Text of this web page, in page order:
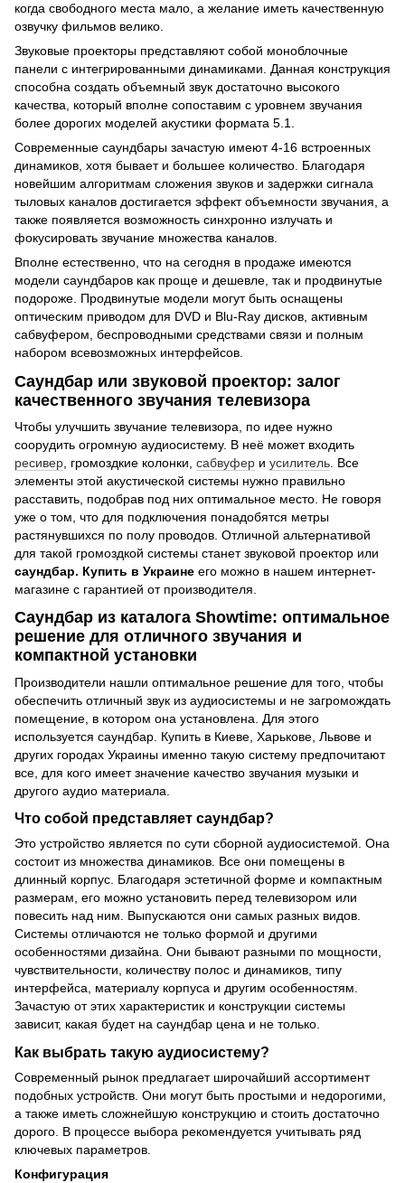
когда свободного места мало, а желание иметь качественную
озвучку фильмов велико.
Звуковые проекторы представляют собой моноблочные
панели с интегрированными динамиками. Данная конструкция
способна создать объемный звук достаточно высокого
качества, который вполне сопоставим с уровнем звучания
более дорогих моделей акустики формата 5.1.
Современные саундбары зачастую имеют 4-16 встроенных
динамиков, хотя бывает и большее количество. Благодаря
новейшим алгоритмам сложения звуков и задержки сигнала
тыловых каналов достигается эффект объемности звучания, а
также появляется возможность синхронно излучать и
фокусировать звучание множества каналов.
Вполне естественно, что на сегодня в продаже имеются
модели саундбаров как проще и дешевле, так и продвинутые
подороже. Продвинутые модели могут быть оснащены
оптическим приводом для DVD и Blu-Ray дисков, активным
сабвуфером, беспроводными средствами связи и полным
набором всевозможных интерфейсов.
Саундбар или звуковой проектор: залог
качественного звучания телевизора
Чтобы улучшить звучание телевизора, по идее нужно
соорудить огромную аудиосистему. В неё может входить
ресивер , громоздкие колонки, сабвуфер и усилитель . Все
элементы этой акустической системы нужно правильно
расставить, подобрав под них оптимальное место. Не говоря
уже о том, что для подключения понадобятся метры
растянувшихся по полу проводов. Отличной альтернативой
для такой громоздкой системы станет звуковой проектор или
саундбар. Купить в Украине его можно в нашем интернет-
магазине с гарантией от производителя.
Саундбар из каталога Showtime: оптимальное
решение для отличного звучания и
компактной установки
Производители нашли оптимальное решение для того, чтобы
обеспечить отличный звук из аудиосистемы и не загромождать
помещение, в котором она установлена. Для этого
используется саундбар. Купить в Киеве, Харькове, Львове и
других городах Украины именно такую систему предпочитают
все, для кого имеет значение качество звучания музыки и
другого аудио материала.
Что собой представляет саундбар?
Это устройство является по сути сборной аудиосистемой. Она
состоит из множества динамиков. Все они помещены в
длинный корпус. Благодаря эстетичной форме и компактным
размерам, его можно установить перед телевизором или
повесить над ним. Выпускаются они самых разных видов.
Системы отличаются не только формой и другими
особенностями дизайна. Они бывают разными по мощности,
чувствительности, количеству полос и динамиков, типу
интерфейса, материалу корпуса и другим особенностям.
Зачастую от этих характеристик и конструкции системы
зависит, какая будет на саундбар цена и не только.
Как выбрать такую аудиосистему?
Современный рынок предлагает широчайший ассортимент
подобных устройств. Они могут быть простыми и недорогими,
а также иметь сложнейшую конструкцию и стоить достаточно
дорого. В процессе выбора рекомендуется учитывать ряд
ключевых параметров.
Конфигурация